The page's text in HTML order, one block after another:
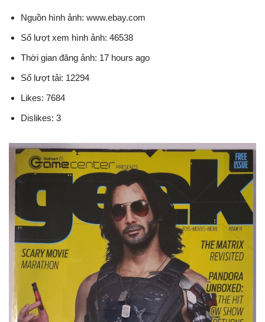
Nguồn hình ảnh: www.ebay.com
Số lượt xem hình ảnh: 46538
Thời gian đăng ảnh: 17 hours ago
Số lượt tải: 12294
Likes: 7684
Dislikes: 3